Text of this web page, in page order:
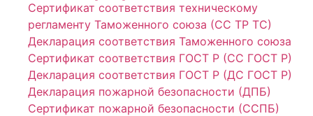
Сертификат соответствия техническому
регламенту Таможенного союза (СС ТР ТС)
Декларация соответствия Таможенного союза
Сертификат соответствия ГОСТ Р (СС ГОСТ Р)
Декларация соответствия ГОСТ Р (ДС ГОСТ Р)
Декларация пожарной безопасности (ДПБ)
Сертификат пожарной безопасности (ССПБ)